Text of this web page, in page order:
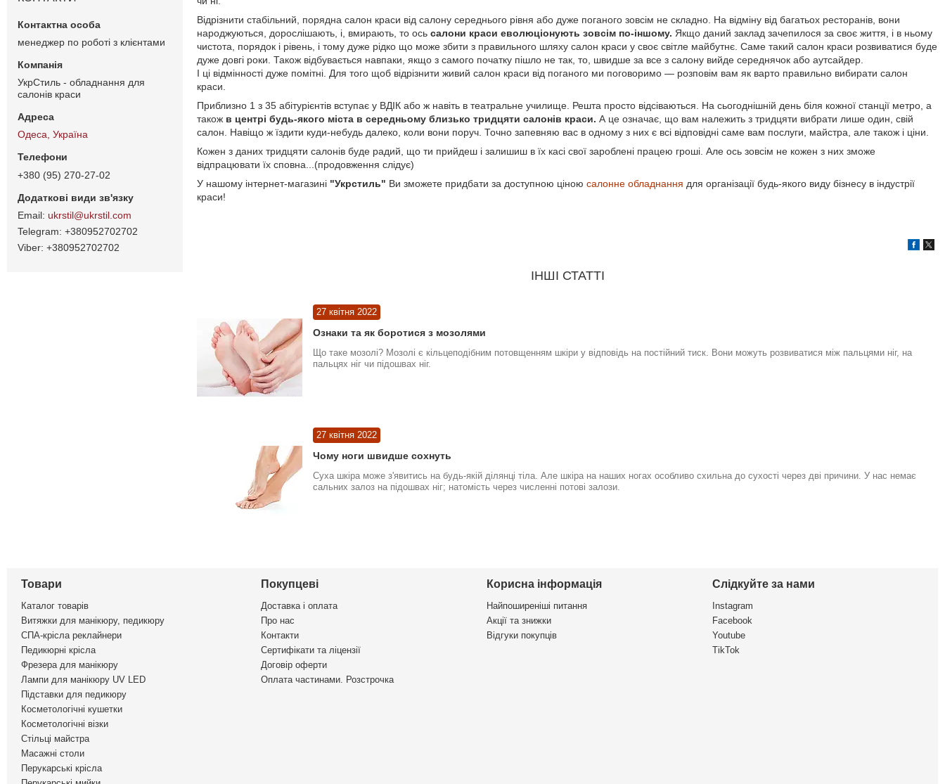
Відрізнити стабільний, порядна салон краси від салону середнього рівня або дуже поганого зовсім не складно. На відміну від багатьох ресторанів, вони
народжуються, дорослішають, і, вмирають, то ось салони краси еволюціонують зовсім по-іншому. Якщо даний заклад зачепилося за своє життя, і в ньому
чистота, порядок і рівень, і тому дуже рідко що може збити з правильного шляху салон краси у своє світле майбутнє. Саме такий салон краси розвиватися буде
дуже довгі роки. Також відбувається навпаки, якщо з самого початку пішло не так, то, швидше за все з салону вийде середнячок або аутсайдер.
І ці відмінності дуже помітні. Для того щоб відрізнити живий салон краси від поганого ми поговоримо — розповім вам як варто правильно вибирати салон
краси.
Приблизно 1 з 35 абітурієнтів вступає у ВДІК або ж навіть в театральне училище. Решта просто відсіваються. На сьогоднішній день біля кожної станції метро, а
також в центрі будь-якого міста в середньому близько тридцяти салонів краси. А це означає, що вам належить з тридцяти вибрати лише один, свій
салон. Навіщо ж їздити куди-небудь далеко, коли вони поруч. Точно запевняю вас в одному з них є всі відповідні саме вам послуги, майстра, але також і ціни.
Кожен з даних тридцяти салонів буде радий, що ти прийдеш і залишиш в їх касі свої зароблені працею гроші. Але ось зовсім не кожен з них зможе
відпрацювати їх сповна...(продовження слідує)
У нашому інтернет-магазині "Укрстиль" Ви зможете придбати за доступною ціною салонне обладнання для організації будь-якого виду бізнесу в індустрії
краси!
ІНШІ СТАТТІ
27 квітня 2022
Ознаки та як боротися з мозолями
Що таке мозолі? Мозолі є кільцеподібним потовщенням шкіри у відповідь на постійний тиск. Вони можуть розвиватися між пальцями ніг, на
пальцях ніг чи підошвах ніг.
27 квітня 2022
Чому ноги швидше сохнуть
Суха шкіра може з'явитись на будь-якій ділянці тіла. Але шкіра на наших ногах особливо схильна до сухості через дві причини. У нас немає
сальних залоз на підошвах ніг; натомість через численні потові залози.
менеджер по роботі з клієнтами
УкрСтиль - обладнання для
салонів краси
Одеса, Україна
+380 (95) 270-27-02
ukrstil@ukrstil.com
+380952702702
+380952702702
Товари
Каталог товарів
Витяжки для манікюру, педикюру
СПА-крісла реклайнери
Педикюрні крісла
Фрезера для манікюру
Лампи для манікюру UV LED
Підставки для педикюру
Косметологічні кушетки
Косметологічні візки
Стільці майстра
Масажні столи
Перукарські крісла
Покупцеві
Доставка і оплата
Про нас
Контакти
Сертифікати та ліцензії
Договір оферти
Оплата частинами. Розстрочка
Корисна інформація
Найпоширеніші питання
Акції та знижки
Відгуки покупців
Слідкуйте за нами
Instagram
Facebook
Youtube
TikTok